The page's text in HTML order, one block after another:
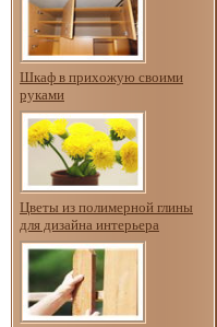
Шкаф в прихожую своими
руками
Цветы из полимерной глины
для дизайна интерьера